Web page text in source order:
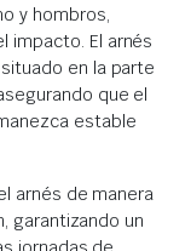
y hombros,
impacto. El arnés
situado en la parte
que el
estable
arnés de manera
garantizando un